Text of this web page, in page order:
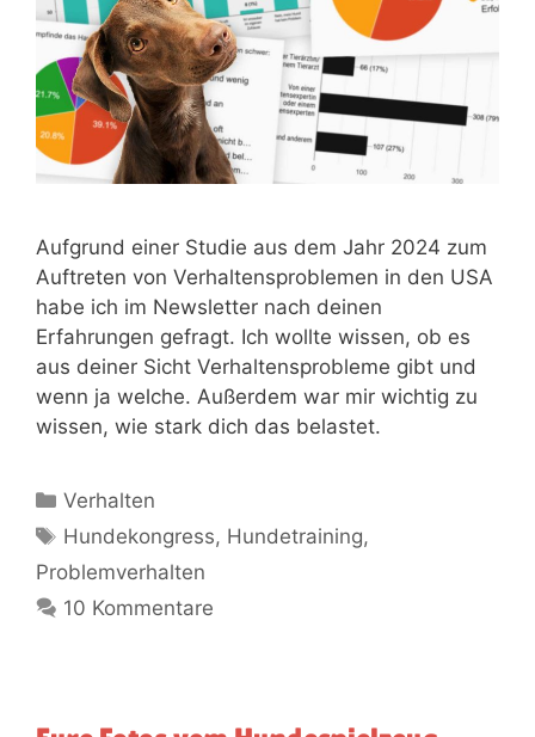
Aufgrund einer Studie aus dem Jahr 2024 zum
Auftreten von Verhaltensproblemen in den USA
habe ich im Newsletter nach deinen
Erfahrungen gefragt. Ich wollte wissen, ob es
aus deiner Sicht Verhaltensprobleme gibt und
wenn ja welche. Außerdem war mir wichtig zu
wissen, wie stark dich das belastet.
Verhalten
Hundekongress, Hundetraining,
Problemverhalten
10 Kommentare